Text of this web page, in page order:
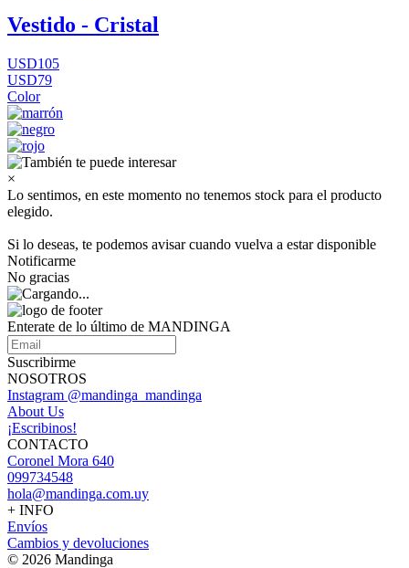
Vestido - Cristal
USD105
USD79
Color
×
Lo sentimos, en este momento no tenemos stock para el producto
elegido.
Si lo deseas, te podemos avisar cuando vuelva a estar disponible
Notificarme
No gracias
Enterate de lo último de MANDINGA
Suscribirme
NOSOTROS
Instagram @mandinga_mandinga
About Us
¡Escribinos!
CONTACTO
Coronel Mora 640
099734548
hola@mandinga.com.uy
+ INFO
Envíos
Cambios y devoluciones
© 2026 Mandinga